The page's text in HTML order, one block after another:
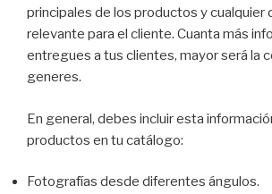
principales de los productos y cualquier
relevante para el cliente. Cuanta más
entregues a tus clientes, mayor será la
generes.
En general, debes incluir esta
productos en tu catálogo:
Fotografías desde diferentes ángulos.